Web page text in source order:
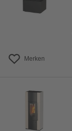
Merken